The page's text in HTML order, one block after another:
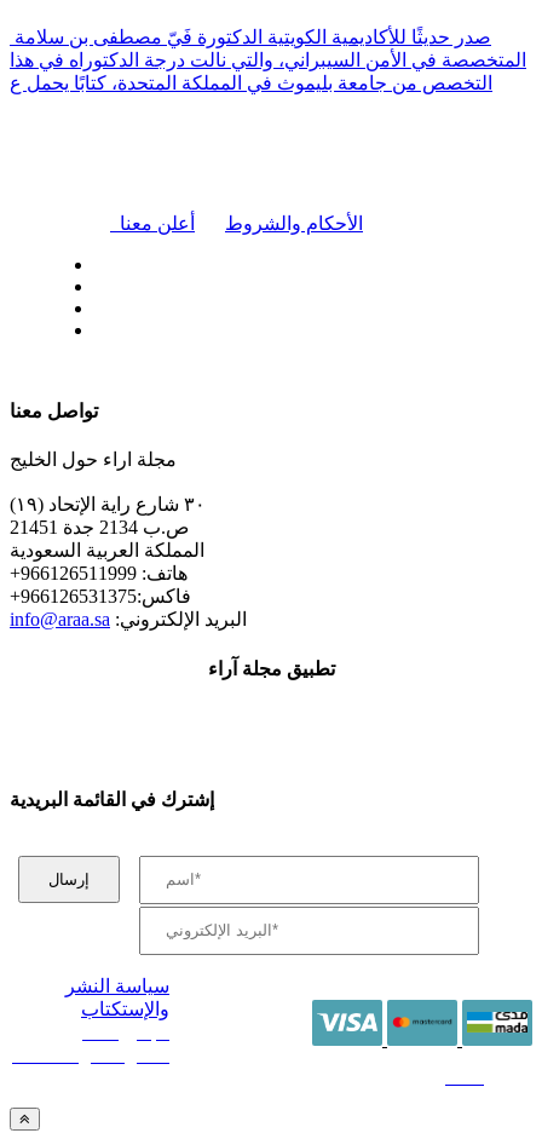
المتخصصة في الأمن السيبراني، والتي نالت درجة الدكتوراه في هذا
التخصص من جامعة بليموث في المملكة المتحدة، كتابًا يحمل ع
أعلن معنا الأحكام والشروط
تواصل معنا
مجلة اراء حول الخليج
٣٠ شارع راية الإتحاد (١٩)
ص.ب 2134 جدة 21451
المملكة العربية السعودية
+هاتف: 966126511999
+فاكس:966126531375
info@araa.sa :البريد الإلكتروني
تطبيق مجلة آراء
إشترك في القائمة البريدية
سياسة النشر
والإستكتاب